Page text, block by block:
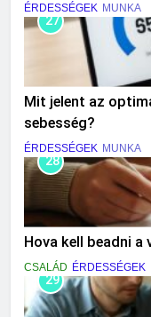
ÉRDESSÉGEK MUNKA
27
Mit jelent az
sebesség?
ÉRDESSÉGEK MUNKA
28
Hova kell beadni a
CSALÁD ÉRDESSÉGEK
29